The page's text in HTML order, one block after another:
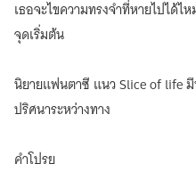
เธอจะไขความทรงจำที่หายไปได้
จุดเริ่มต้น
นิยายแฟนตาซี แนว Slice of life
ปริศนาระหว่างทาง
คำโปรย